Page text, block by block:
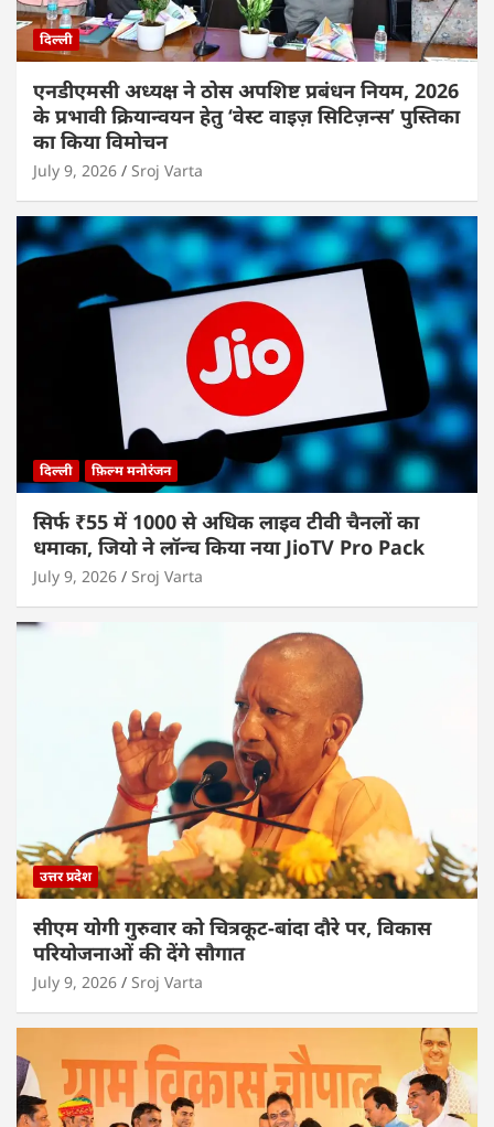
दिल्ली
एनडीएमसी अध्यक्ष ने ठोस अपशिष्ट प्रबंधन नियम, 2026
के प्रभावी क्रियान्वयन हेतु ‘वेस्ट वाइज़ सिटिज़न्स’ पुस्तिका
का किया विमोचन
July 9, 2026 Sroj Varta
दिल्ली फ़िल्म मनोरंजन
सिर्फ ₹55 में 1000 से अधिक लाइव टीवी चैनलों का
धमाका, जियो ने लॉन्च किया नया JioTV Pro Pack
July 9, 2026 Sroj Varta
उत्तर प्रदेश
सीएम योगी गुरुवार को चित्रकूट-बांदा दौरे पर, विकास
परियोजनाओं की देंगे सौगात
July 9, 2026 Sroj Varta